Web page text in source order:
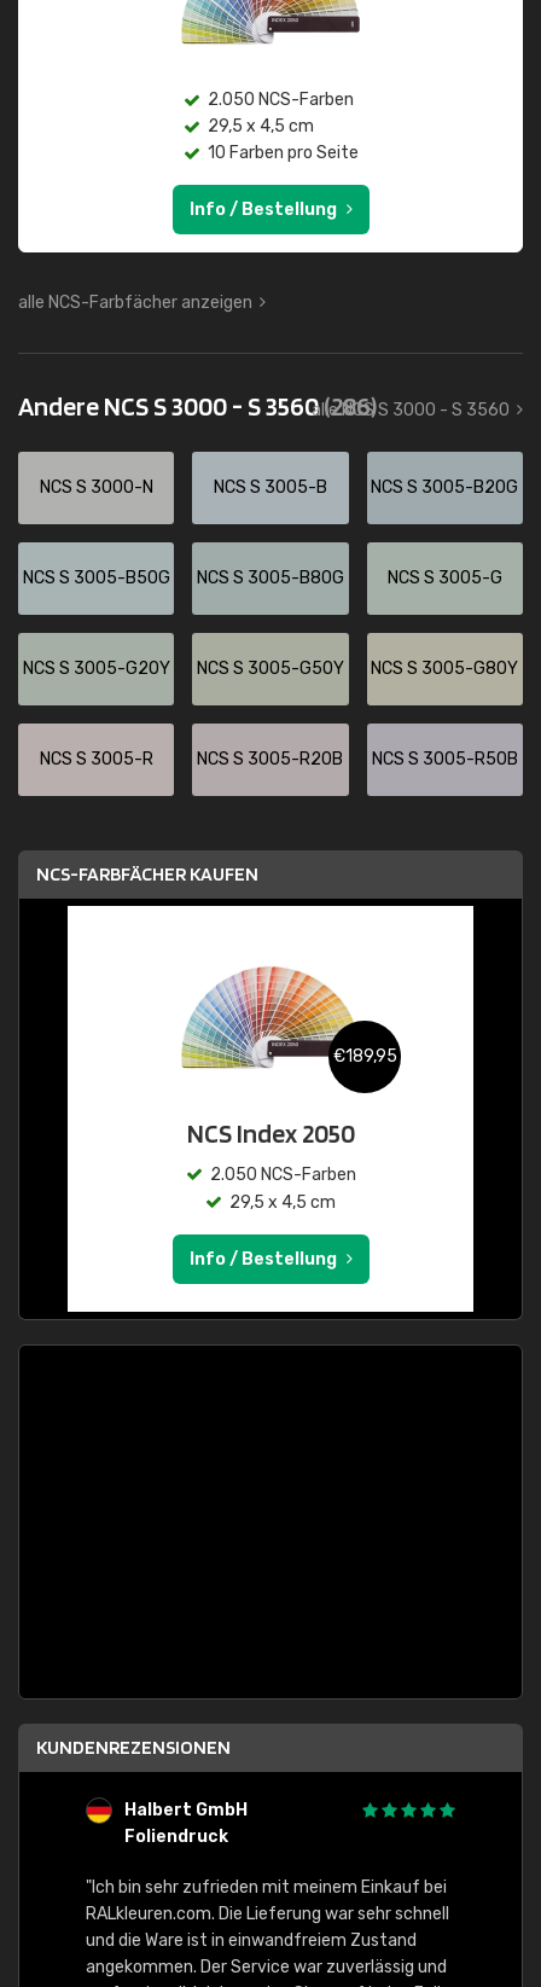
2.050 NCS-Farben
29,5 x 4,5 cm
10 Farben pro Seite
Info / Bestellung
alle NCS-Farbfächer anzeigen
Andere NCS S 3000 - S 3560(286)
alle NCS S 3000 - S 3560
NCS S 3000-N NCS S 3005-B NCS S 3005-B20G
NCS S 3005-B50G NCS S 3005-B80G NCS S 3005-G
NCS S 3005-G20Y NCS S 3005-G50Y NCS S 3005-G80Y
NCS S 3005-R NCS S 3005-R20B NCS S 3005-R50B
NCS-FARBFÄCHER KAUFEN
€189,95
NCS Index 2050
2.050 NCS-Farben
29,5 x 4,5 cm
Info / Bestellung
KUNDENREZENSIONEN
Halbert GmbH
Foliendruck
"Ich bin sehr zufrieden mit meinem Einkauf bei
RALkleuren.com. Die Lieferung war sehr schnell
und die Ware ist in einwandfreiem Zustand
angekommen. Der Service war zuverlässig und